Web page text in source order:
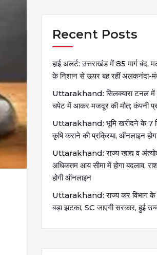
Recent Posts
हाई अलर्ट: उत्तराखंड में 85 मार्ग बंद,
के निशान से ऊपर बह रहीं अलकनंदा-
Uttarakhand: सिलक्यारा टनल में
चपेट में आकर मजदूर की मौत; कंपनी
Uttarakhand: भूमि खरीदने के 7
कृषि कराने की प्रक्रिया, ऑनलाइन
Uttarakhand: राज्य खाद्य व
अधिकतम आय सीमा में होगा बदलाव,
होगी ऑनलाइन
Uttarakhand: राज्य कर विभाग के
बड़ा झटका, SC जाएगी सरकार, हुई